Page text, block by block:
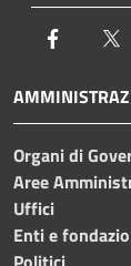
Facebook
Organi di
Aree
Uffici
Enti e